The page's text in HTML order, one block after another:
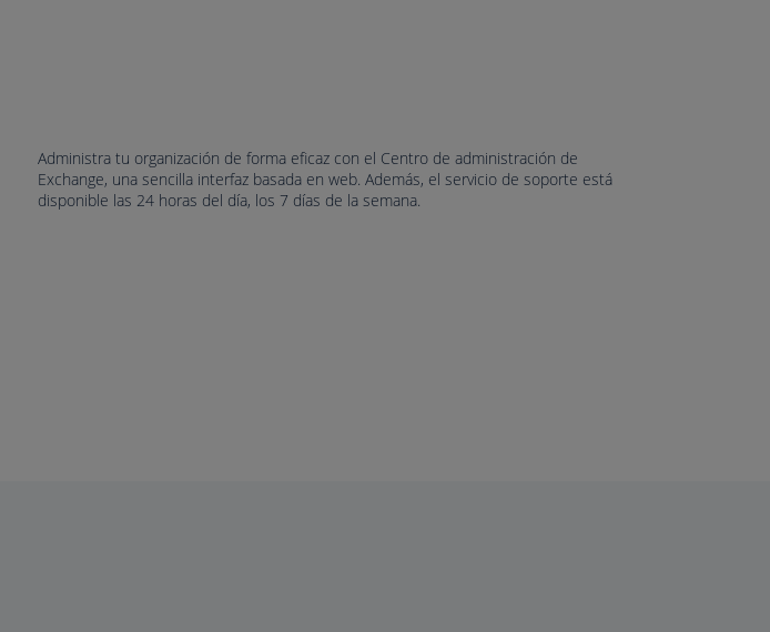
Administra tu organización de forma eficaz con el Centro de administración de
Exchange, una sencilla interfaz basada en web. Además, el servicio de soporte está
disponible las 24 horas del día, los 7 días de la semana.